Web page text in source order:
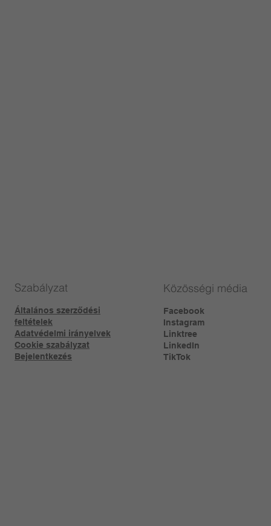
Szabályzat
Általános szerződési
feltételek
Adatvédelmi irányelvek
Cookie szabályzat
Bejelentkezés
Közösségi média
Facebook
Instagram
Linktree​
LinkedIn
TikTok